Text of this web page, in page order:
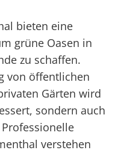
bieten eine
grüne Oasen in
zu schaffen.
von öffentlichen
Gärten wird
sondern auch
verstehen